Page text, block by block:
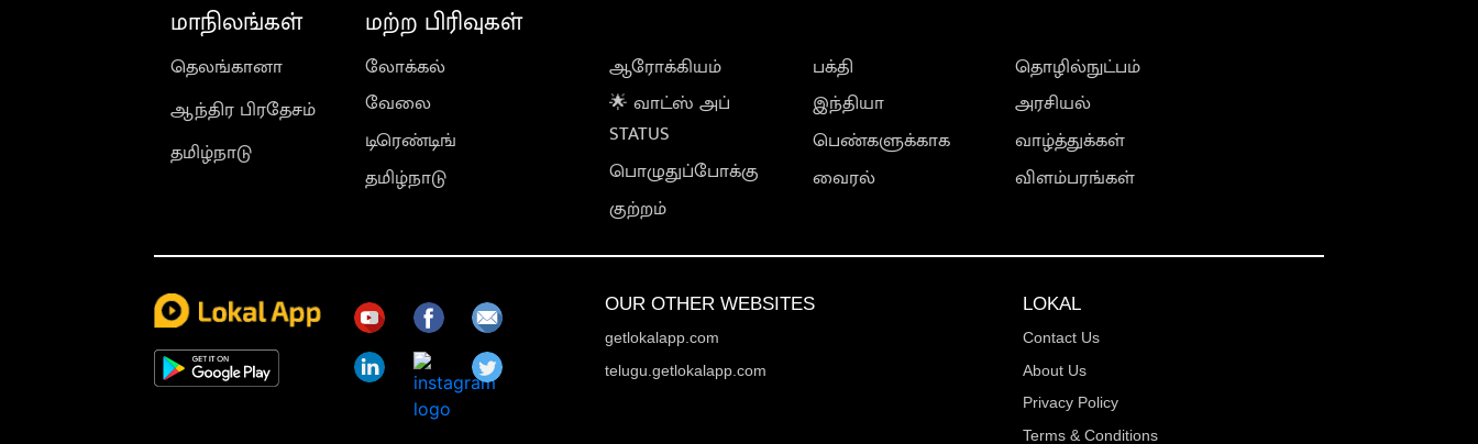
மாநிலங்கள்
தெலங்கானா
ஆந்திர பிரதேசம்
தமிழ்நாடு
மற்ற பிரிவுகள்
லோக்கல்
வேலை
டிரெண்டிங்
தமிழ்நாடு
ஆரோக்கியம்
🌟 வாட்ஸ் அப்
STATUS
பொழுதுப்போக்கு
குற்றம்
பக்தி
இந்தியா
பெண்களுக்காக
வைரல்
தொழில்நுட்பம்
அரசியல்
வாழ்த்துக்கள்
விளம்பரங்கள்
OUR OTHER WEBSITES
getlokalapp.com
telugu.getlokalapp.com
LOKAL
Contact Us
About Us
Privacy Policy
Terms & Conditions